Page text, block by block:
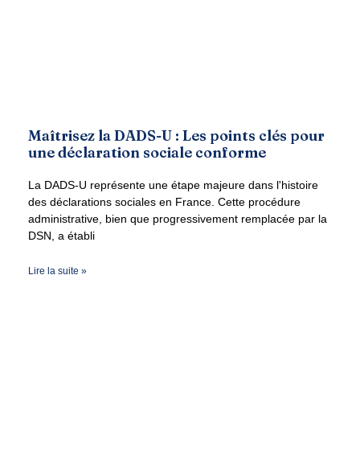
Maîtrisez la DADS-U : Les points clés pour
une déclaration sociale conforme
La DADS-U représente une étape majeure dans l'histoire
des déclarations sociales en France. Cette procédure
administrative, bien que progressivement remplacée par la
DSN, a établi
Lire la suite »